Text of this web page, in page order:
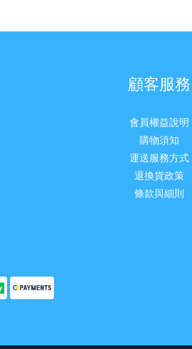
顧客服務
會員權益說明
購物須知
運送服務方式
退換貨政策
條款與細則